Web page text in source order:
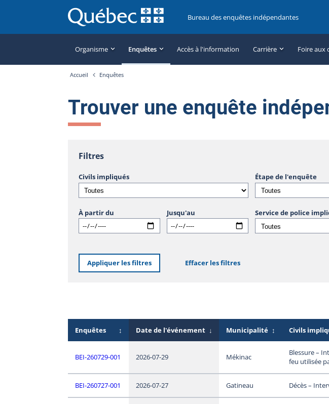
Bureau des enquêtes indépendantes
Organisme Enquêtes Accès à l'information Carrière Foire aux
Accueil Enquêtes
Trouver une enquête
Filtres
Civils impliqués Étape de l'enquête
À partir du Jusqu'au Service de police
Appliquer les filtres Effacer les filtres
Enquêtes ↕ Date de l'événement ↓ Municipalité ↕ Civils
BEI-260729-001 2026-07-29 Mékinac
Blessure –
feu utilisée
BEI-260727-001 2026-07-27 Gatineau Décès –